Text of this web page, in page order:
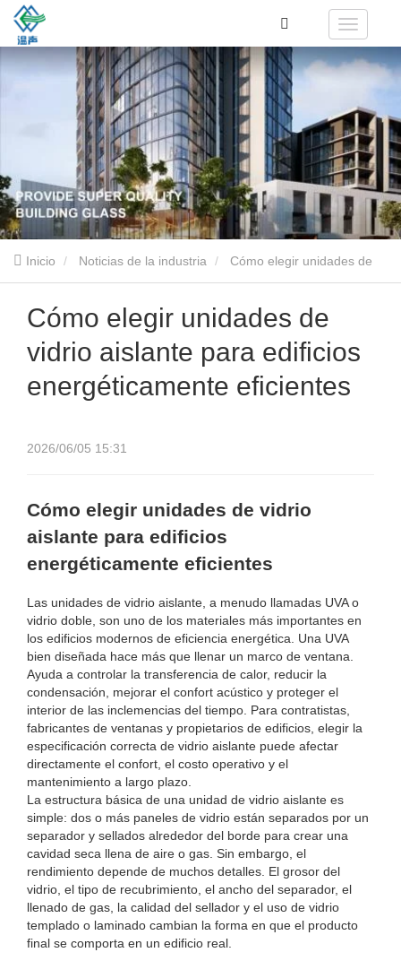
Inicio Noticias de la industria
vidrio aislante para edificios energéticamente eficientes
Cómo elegir unidades de
vidrio aislante para edificios
energéticamente eficientes
2026/06/05 15:31
Cómo elegir unidades de vidrio
aislante para edificios
energéticamente eficientes
Las unidades de vidrio aislante, a menudo llamadas UVA o
vidrio doble, son uno de los materiales más importantes en
los edificios modernos de eficiencia energética. Una UVA
bien diseñada hace más que llenar un marco de ventana.
Ayuda a controlar la transferencia de calor, reducir la
condensación, mejorar el confort acústico y proteger el
interior de las inclemencias del tiempo. Para contratistas,
fabricantes de ventanas y propietarios de edificios, elegir la
especificación correcta de vidrio aislante puede afectar
directamente el confort, el costo operativo y el
mantenimiento a largo plazo.
La estructura básica de una unidad de vidrio aislante es
simple: dos o más paneles de vidrio están separados por un
separador y sellados alrededor del borde para crear una
cavidad seca llena de aire o gas. Sin embargo, el
rendimiento depende de muchos detalles. El grosor del
vidrio, el tipo de recubrimiento, el ancho del separador, el
llenado de gas, la calidad del sellador y el uso de vidrio
templado o laminado cambian la forma en que el producto
final se comporta en un edificio real.